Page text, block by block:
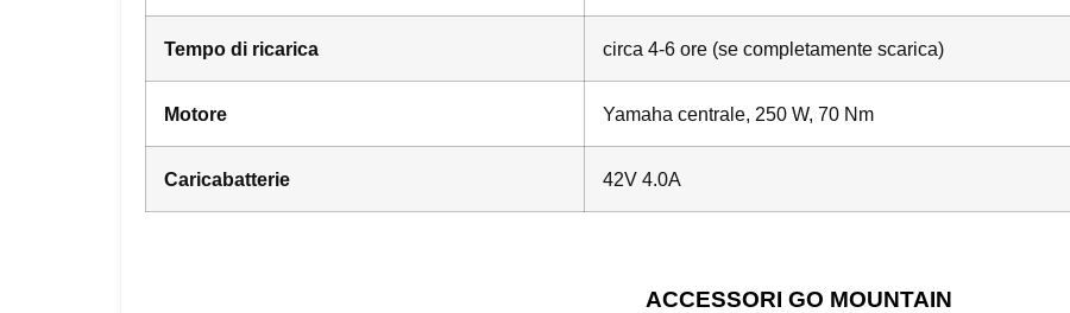
Tempo di ricarica circa 4-6 ore (se completamente scarica)
Motore Yamaha centrale, 250 W, 70 Nm
Caricabatterie 42V 4.0A
ACCESSORI GO MOUNTAIN